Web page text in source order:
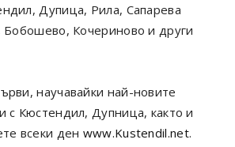
Дупица, Рила, Сапарева
Кочериново и други
научавайки най-новите
с Кюстендил, Дупница, както и
всеки ден www.Kustendil.net.